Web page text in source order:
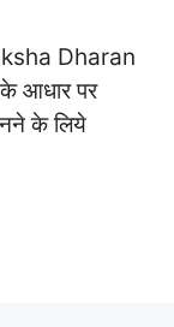
Dharan
आधार पर
के लिये